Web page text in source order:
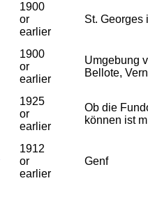
1900
or
earlier
St. Georges
1900
or
earlier
Umgebung
Bellote,
1925
or
earlier
Ob die
können ist
1912
or
earlier
Genf